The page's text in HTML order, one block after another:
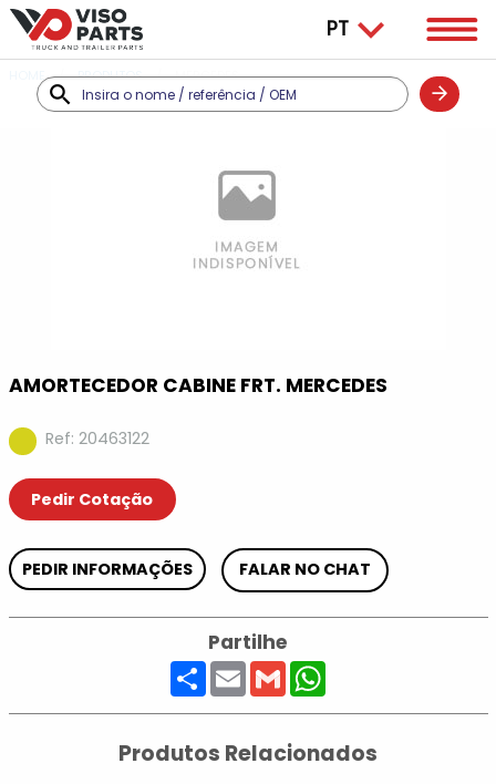
PRODUTOS MERCEDES
AMORTECEDOR CABINE FRT. MERCEDES
Ref: 20463122
Pedir Cotação
PEDIR INFORMAÇÕES FALAR NO CHAT
Partilhe
ShareEmailGmail
Produtos Relacionados